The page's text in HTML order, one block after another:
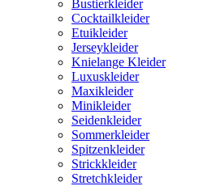
Bustierkleider
Cocktailkleider
Etuikleider
Jerseykleider
Knielange Kleider
Luxuskleider
Maxikleider
Minikleider
Seidenkleider
Sommerkleider
Spitzenkleider
Strickkleider
Stretchkleider